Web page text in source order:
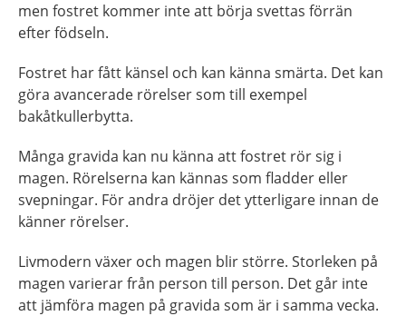
men fostret kommer inte att börja svettas förrän
efter födseln.
Fostret har fått känsel och kan känna smärta. Det kan
göra avancerade rörelser som till exempel
bakåtkullerbytta.
Många gravida kan nu känna att fostret rör sig i
magen. Rörelserna kan kännas som fladder eller
svepningar. För andra dröjer det ytterligare innan de
känner rörelser.
Livmodern växer och magen blir större. Storleken på
magen varierar från person till person. Det går inte
att jämföra magen på gravida som är i samma vecka.